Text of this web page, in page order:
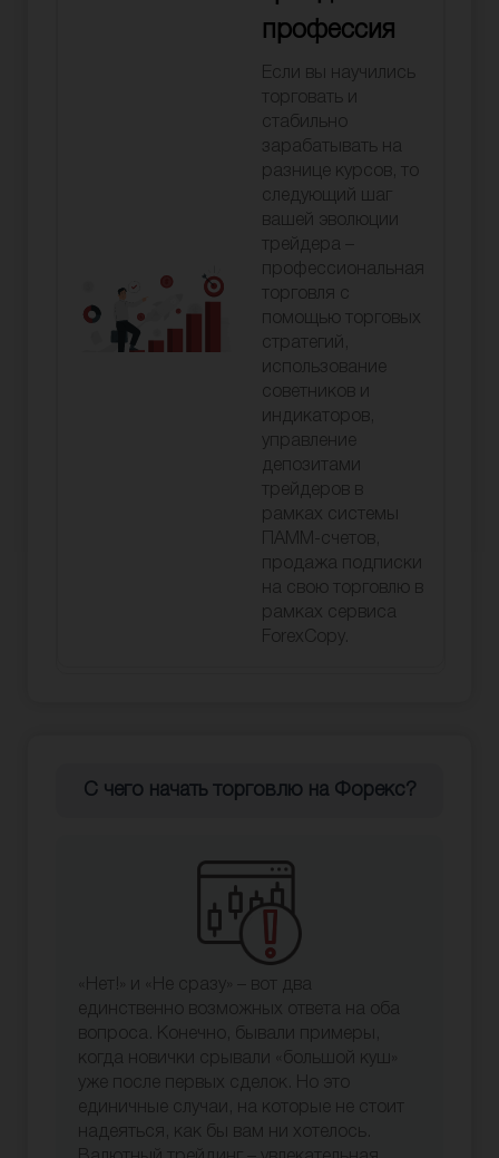
профессия
Если вы научились
торговать и
стабильно
зарабатывать на
разнице курсов, то
следующий шаг
вашей эволюции
трейдера –
профессиональная
торговля с
помощью торговых
стратегий,
использование
советников и
индикаторов,
управление
депозитами
трейдеров в
рамках системы
ПАММ-счетов,
продажа подписки
на свою торговлю в
рамках сервиса
ForexCopy.
С чего начать торговлю на Форекс?
«Нет!» и «Не сразу» – вот два
единственно возможных ответа на оба
вопроса. Конечно, бывали примеры,
когда новички срывали «большой куш»
уже после первых сделок. Но это
единичные случаи, на которые не стоит
надеяться, как бы вам ни хотелось.